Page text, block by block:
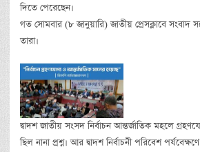
দিতে পেরেছেন।
গত সোমবার (৮ জানুয়ারি) জাতীয় প্রেসক্লাবে সংবাদ
তারা।
দ্বাদশ জাতীয় সংসদ নির্বাচন আন্তর্জাতিক মহলে
ছিল নানা প্রশ্ন। আর দ্বাদশ নির্বাচনী পরিবেশ